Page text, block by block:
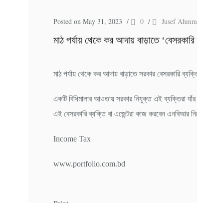
Posted on May 31, 2023 / 0 / Jusef
মাঠ পর্যায় থেকে কর আদায় বাড়াতে
মাঠ পর্যায় থেকে কর আদায় বাড়াতে সরকার বেসরকারি
একটি বিধিমালার আওতায় সরকার নিযুক্ত এই ব্যক্তিরা
এই বেসরকারি ব্যক্তি বা এজেন্টরা কাজ করবেন এনবিআর
Income Tax
www.portfolio.com.bd